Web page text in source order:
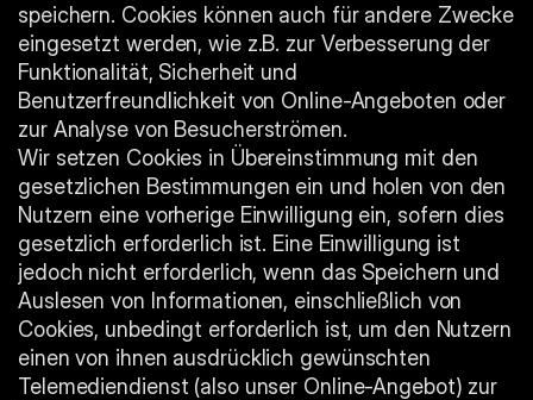
speichern. Cookies können auch für andere Zwecke
eingesetzt werden, wie z.B. zur Verbesserung der
Funktionalität, Sicherheit und
Benutzerfreundlichkeit von Online-Angeboten oder
zur Analyse von Besucherströmen.
Wir setzen Cookies in Übereinstimmung mit den
gesetzlichen Bestimmungen ein und holen von den
Nutzern eine vorherige Einwilligung ein, sofern dies
gesetzlich erforderlich ist. Eine Einwilligung ist
jedoch nicht erforderlich, wenn das Speichern und
Auslesen von Informationen, einschließlich von
Cookies, unbedingt erforderlich ist, um den Nutzern
einen von ihnen ausdrücklich gewünschten
Telemediendienst (also unser Online-Angebot) zur